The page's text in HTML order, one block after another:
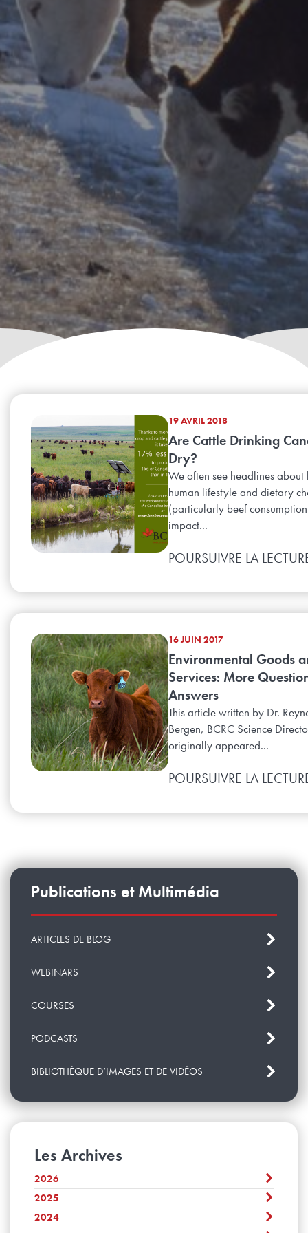
19 AVRIL 2018
Are Cattle Drinking
Dry?
We often see headlines about
human lifestyle and dietary
(particularly beef
impact...
POURSUIVRE LA
16 JUIN 2017
Environmental Goods
Services: More
Answers
This article written by Dr.
Bergen, BCRC Science
originally appeared...
POURSUIVRE LA
Publications et Multimédia
ARTICLES DE BLOG
WEBINARS
COURSES
PODCASTS
BIBLIOTHÈQUE D’IMAGES ET DE VIDÉOS
Les Archives
2026
Août
Juillet
Juin
2025
Décembre
2024